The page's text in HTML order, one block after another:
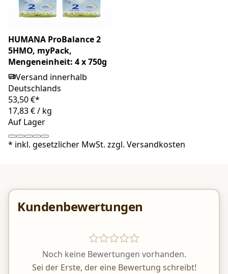
HUMANA ProBalance 2
5HMO, myPack,
Mengeneinheit: 4 x 750g
Versand innerhalb
Deutschlands
53,50 €*
17,83 €/ kg
Auf Lager
* inkl. gesetzlicher MwSt. zzgl. Versandkosten
Kundenbewertungen
Noch keine Bewertungen vorhanden.
Sei der Erste, der eine Bewertung schreibt!